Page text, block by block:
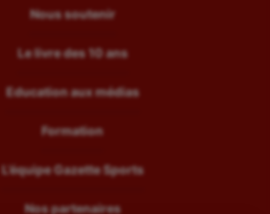
Nous soutenir
Le livre des 10 ans
Education aux médias
Formation
L’équipe Gazette Sports
Nos partenaires